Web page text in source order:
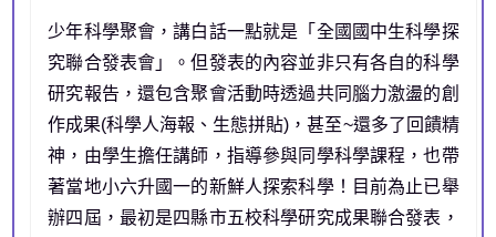
少年科學聚會，講白話一點就是「全國國中生科學探
究聯合發表會」。但發表的內容並非只有各自的科學
研究報告，還包含聚會活動時透過共同腦力激盪的創
作成果(科學人海報、生態拼貼)，甚至~還多了回饋精
神，由學生擔任講師，指導參與同學科學課程，也帶
著當地小六升國一的新鮮人探索科學！目前為止已舉
辦四屆，最初是四縣市五校科學研究成果聯合發表，